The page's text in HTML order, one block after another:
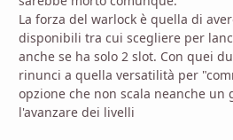
La forza del warlock è quella di
disponibili tra cui scegliere per
anche se ha solo 2 slot. Con quei
rinunci a quella versatilità per
opzione che non scala neanche un
l'avanzare dei livelli